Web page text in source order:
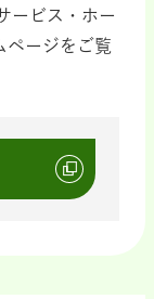
ービス・ホー
ページをご覧